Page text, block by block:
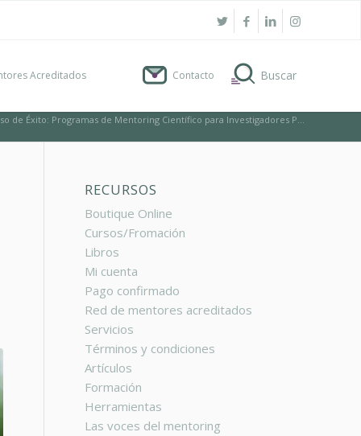
Acreditados Contacto
de Éxito: Programas de Mentoring Científico para Investigadores P...
RECURSOS
Boutique Online
Cursos/Fromación
Libros
Mi cuenta
Pago confirmado
Red de mentores acreditados
Servicios
Términos y condiciones
Artículos
Formación
Herramientas
Las voces del mentoring